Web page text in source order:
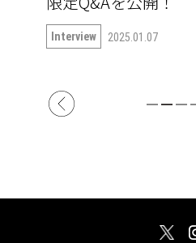
Interview 2025.01.07